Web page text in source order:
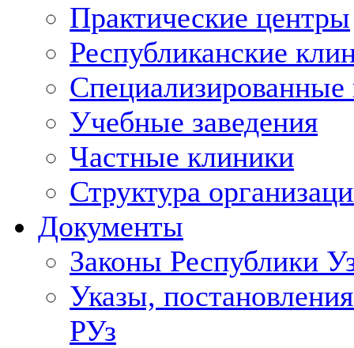
Практические центры
Республиканские
Учебные заведения
Частные клиники
Структура
Документы
Законы Республики
Указы,
РУз